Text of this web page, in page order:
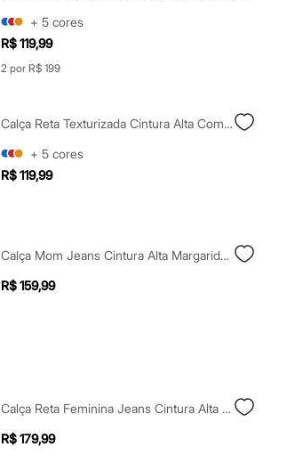
+ 5 cores
R$ 119,99
2 por R$ 199
Calça Reta Texturizada Cintura Alta Com Elástico Bege
+ 5 cores
R$ 119,99
Calça Mom Jeans Cintura Alta Margaridas Azul
R$ 159,99
Calça Reta Feminina Jeans Cintura Alta Sawary Azul
R$ 179,99